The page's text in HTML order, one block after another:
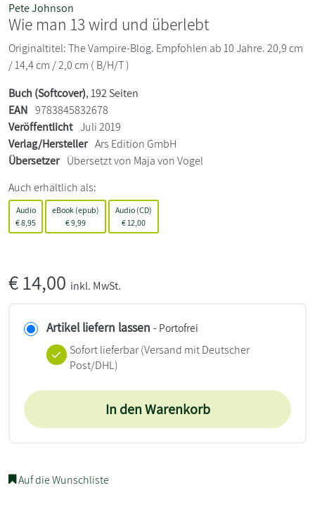
Pete Johnson
Wie man 13 wird und überlebt
Originaltitel: The Vampire-Blog. Empfohlen ab 10 Jahre. 20,9 cm
/ 14,4 cm / 2,0 cm ( B/H/T )
Buch (Softcover), 192 Seiten
EAN 9783845832678
Veröffentlicht Juli 2019
Verlag/Hersteller Ars Edition GmbH
Übersetzer Übersetzt von Maja von Vogel
Auch erhältlich als:
Audio
€8,95
eBook (epub)
€9,99
Audio (CD)
€12,00
€14,00 inkl. MwSt.
Artikel liefern lassen - Portofrei
Sofort lieferbar(Versand mit Deutscher
Post/DHL)
In den Warenkorb
Auf die Wunschliste